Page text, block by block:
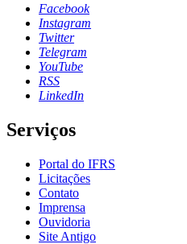
Facebook
Instagram
Twitter
Telegram
YouTube
RSS
LinkedIn
Serviços
Portal do IFRS
Licitações
Contato
Imprensa
Ouvidoria
Site Antigo